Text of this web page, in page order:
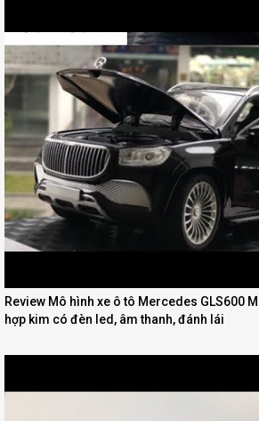
Review Mô hình xe ô tô Mercedes GLS600
hợp kim có đèn led, âm thanh, đánh lái